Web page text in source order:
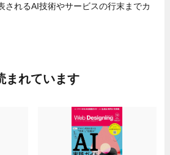
されるAI技術やサービスの行末までカ
まれています